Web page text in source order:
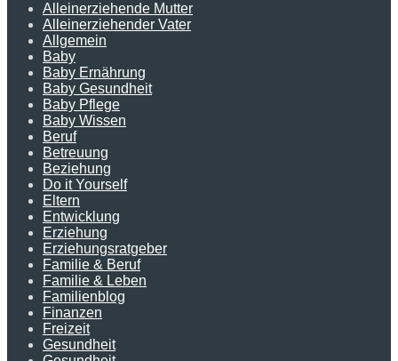
Alleinerziehende Mutter
Alleinerziehender Vater
Allgemein
Baby
Baby Ernährung
Baby Gesundheit
Baby Pflege
Baby Wissen
Beruf
Betreuung
Beziehung
Do it Yourself
Eltern
Entwicklung
Erziehung
Erziehungsratgeber
Familie & Beruf
Familie & Leben
Familienblog
Finanzen
Freizeit
Gesundheit